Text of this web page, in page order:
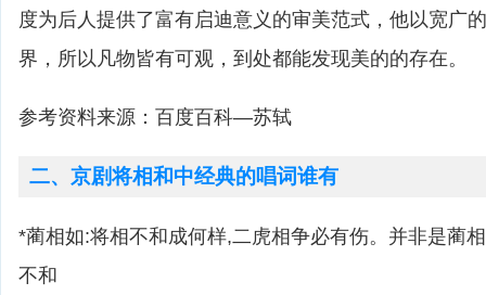
度为后人提供了富有启迪意义的审美范式，他以宽广
界，所以凡物皆有可观，到处都能发现美的的存在。
参考资料来源：百度百科—苏轼
二、京剧将相和中经典的唱词谁有
*蔺相如:将相不和成何样,二虎相争必有伤。并非是蔺
不和